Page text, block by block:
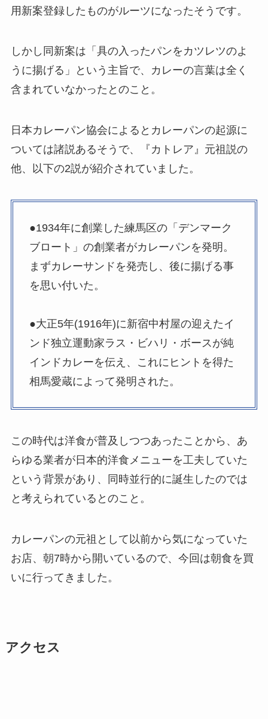
用新案登録したものがルーツになったそうです。
しかし同新案は「具の入ったパンをカツレツのよ
うに揚げる」という主旨で、カレーの言葉は全く
含まれていなかったとのこと。
日本カレーパン協会によるとカレーパンの起源に
ついては諸説あるそうで、『カトレア』元祖説の
他、以下の2説が紹介されていました。
●1934年に創業した練馬区の「デンマーク
ブロート」の創業者がカレーパンを発明。
まずカレーサンドを発売し、後に揚げる事
を思い付いた。
●大正5年(1916年)に新宿中村屋の迎えたイ
ンド独立運動家ラス・ビハリ・ボースが純
インドカレーを伝え、これにヒントを得た
相馬愛蔵によって発明された。
この時代は洋食が普及しつつあったことから、あ
らゆる業者が日本的洋食メニューを工夫していた
という背景があり、同時並行的に誕生したのでは
と考えられているとのこと。
カレーパンの元祖として以前から気になっていた
お店、朝7時から開いているので、今回は朝食を買
いに行ってきました。
アクセス